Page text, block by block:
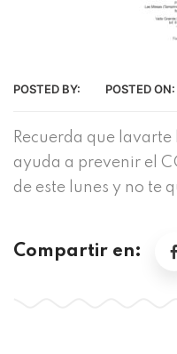
POSTED BY: POSTED ON:
Recuerda que
ayuda a prevenir el
de este lunes y no te
Compartir en: